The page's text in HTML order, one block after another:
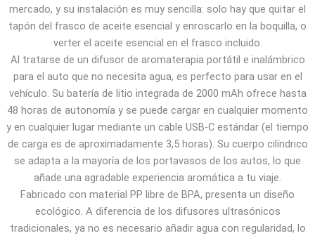
mercado, y su instalación es muy sencilla: solo hay que quitar el
tapón del frasco de aceite esencial y enroscarlo en la boquilla, o
verter el aceite esencial en el frasco incluido.
Al tratarse de un difusor de aromaterapia portátil e inalámbrico
para el auto que no necesita agua, es perfecto para usar en el
vehículo. Su batería de litio integrada de 2000 mAh ofrece hasta
48 horas de autonomía y se puede cargar en cualquier momento
y en cualquier lugar mediante un cable USB-C estándar (el tiempo
de carga es de aproximadamente 3,5 horas). Su cuerpo cilíndrico
se adapta a la mayoría de los portavasos de los autos, lo que
añade una agradable experiencia aromática a tu viaje.
Fabricado con material PP libre de BPA, presenta un diseño
ecológico. A diferencia de los difusores ultrasónicos
tradicionales, ya no es necesario añadir agua con regularidad, lo